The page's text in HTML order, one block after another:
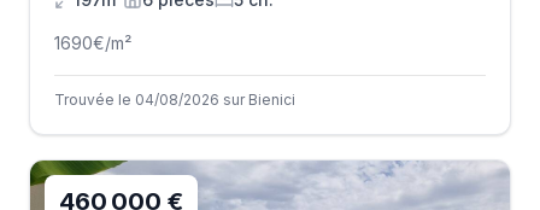
1690€/m²
Trouvée le 04/08/2026 sur Bienici
460 000 €